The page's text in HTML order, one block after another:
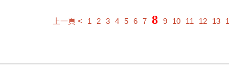
上一頁 < 1 2 3 4 5 6 7 8 9 10 11 12 13